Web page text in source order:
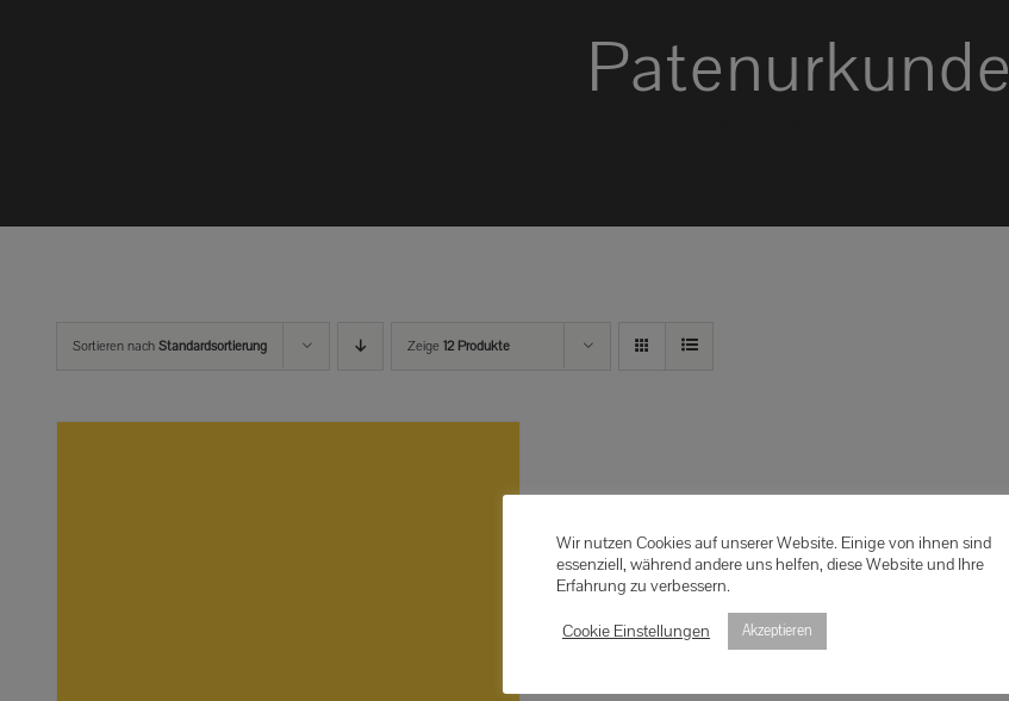
Patenurkunde
Sortieren nach Standardsortierung Zeige 12 Produkte
Wir nutzen Cookies auf unserer Website. Einige von ihnen sind
essenziell, während andere uns helfen, diese Website und Ihre
Erfahrung zu verbessern.
Cookie Einstellungen
Akzeptieren